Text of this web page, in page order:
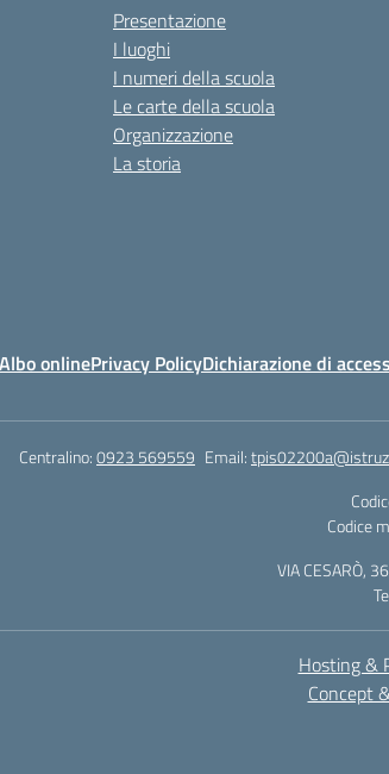
Presentazione
I luoghi
I numeri della scuola
Le carte della scuola
Organizzazione
La storia
Albo onlinePrivacy PolicyDichiarazione di
Centralino:0923 569559 Email:
Codice
VIA CESARÒ,
Hosting &
Concept